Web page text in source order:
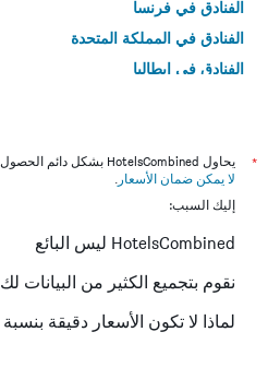
الفنادق في فرنسا
الفنادق في المملكة المتحدة
الفنادق في إيطاليا
*
يحاول HotelsCombined بشكل دائم الحصول على الأسعار الدقيقة، ولكن
لا يمكن ضمان الأسعار .
إليك السبب:
HotelsCombined ليس البائع
نقوم بتجميع الكثير من البيانات لك
لماذا لا تكون الأسعار دقيقة بنسبة 100٪؟